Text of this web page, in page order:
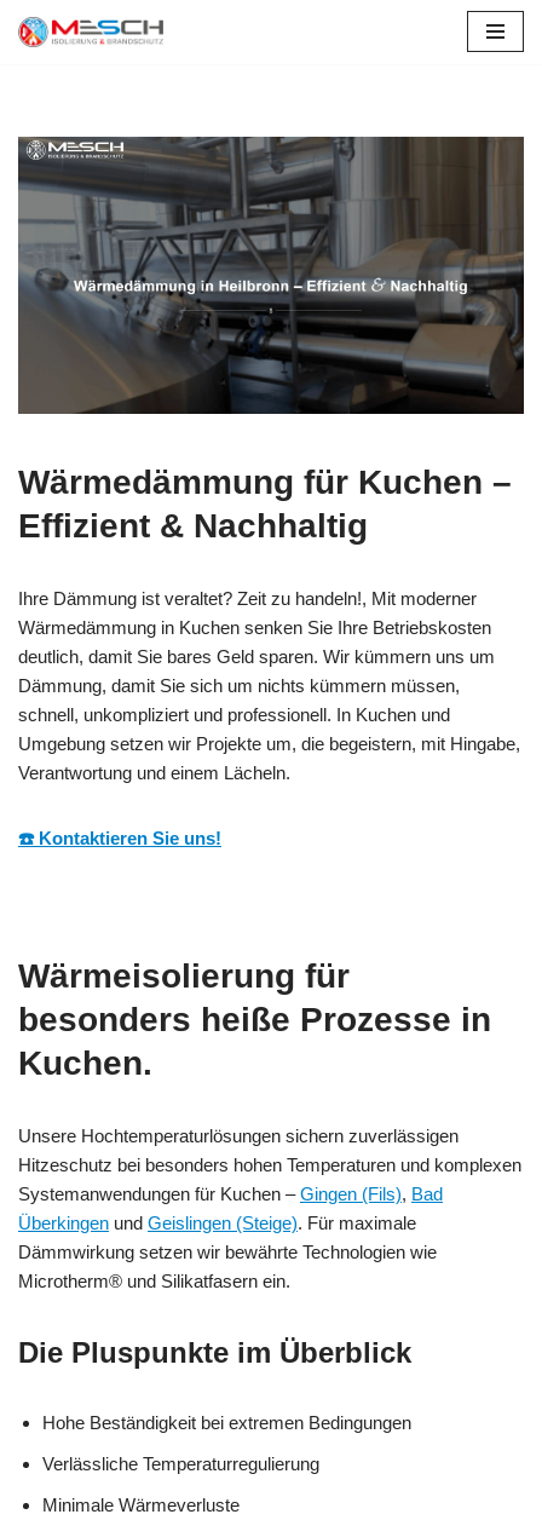
Wärmedämmung für Kuchen –
Effizient & Nachhaltig
Ihre Dämmung ist veraltet? Zeit zu handeln!, Mit moderner
Wärmedämmung in Kuchen senken Sie Ihre Betriebskosten
deutlich, damit Sie bares Geld sparen. Wir kümmern uns um
Dämmung, damit Sie sich um nichts kümmern müssen,
schnell, unkompliziert und professionell. In Kuchen und
Umgebung setzen wir Projekte um, die begeistern, mit Hingabe,
Verantwortung und einem Lächeln.
☎️ Kontaktieren Sie uns!
Wärmeisolierung für
besonders heiße Prozesse in
Kuchen.
Unsere Hochtemperaturlösungen sichern zuverlässigen
Hitzeschutz bei besonders hohen Temperaturen und komplexen
Systemanwendungen für Kuchen –Gingen (Fils), Bad
Überkingen und Geislingen (Steige). Für maximale
Dämmwirkung setzen wir bewährte Technologien wie
Microtherm® und Silikatfasern ein.
Die Pluspunkte im Überblick
Hohe Beständigkeit bei extremen Bedingungen
Verlässliche Temperaturregulierung
Minimale Wärmeverluste